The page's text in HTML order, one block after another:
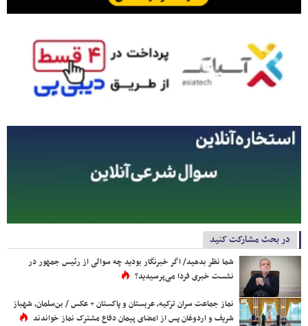
در بحث مشارکت کنید
شما نظر بدهید/ اگر خبرنگار بودید چه سوالی از رئیس جمهور در
نشست خبری فردا می‌پرسیدید؟
نماز جماعت سران ترکیه، عربستان و پاکستان + عکس / بن‌سلمان، شهباز
شریف و اردوغان پس از امضای پیمان دفاع مشترک نماز خواندند